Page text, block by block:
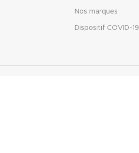
Nos marques
Dispositif COVID-19